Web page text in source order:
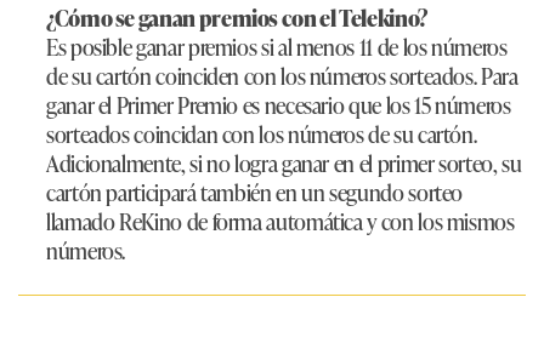
¿Cómo se ganan premios con el Telekino?
Es posible ganar premios si al menos 11 de los números
de su cartón coinciden con los números sorteados. Para
ganar el Primer Premio es necesario que los 15 números
sorteados coincidan con los números de su cartón.
Adicionalmente, si no logra ganar en el primer sorteo, su
cartón participará también en un segundo sorteo
llamado ReKino de forma automática y con los mismos
números.